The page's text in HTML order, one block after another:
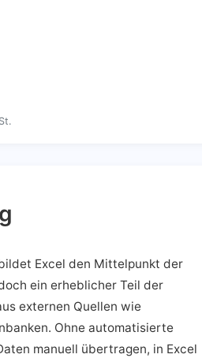
Excel den Mittelpunkt der
ein erheblicher Teil der
externen Quellen wie
Ohne automatisierte
manuell übertragen, in Excel